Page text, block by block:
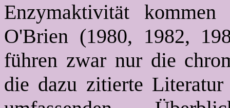
Enzymaktivität
O'Brien (1980, 1982,
führen zwar nur die
die dazu zitierte